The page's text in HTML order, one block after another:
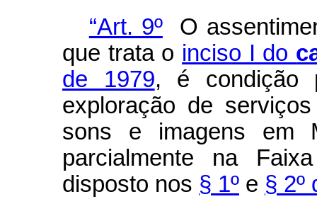
“Art. 9ºO
que trata o inciso I do
de 1979, é condição
exploração de
sons e imagens em
parcialmente na
disposto nos § 1º e § 2º